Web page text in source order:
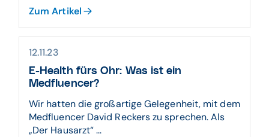
Zum Artikel
12.11.23
E-Health fürs Ohr: Was ist ein
Medfluencer?
Wir hatten die großartige Gelegenheit, mit dem
Medfluencer David Reckers zu sprechen. Als
„Der Hausarzt“ ...